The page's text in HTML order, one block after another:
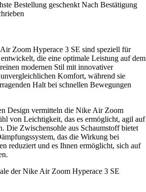
Bestellung geschenkt Nach Bestätigung
Zoom Hyperace 3 SE sind speziell für
die eine optimale Leistung auf dem
modernen Stil mit innovativer
Komfort, während sie
Halt bei schnellen Bewegungen
Design vermitteln die Nike Air Zoom
von Leichtigkeit, das es ermöglicht, agil auf
Die Zwischensohle aus Schaumstoff bietet
das die Wirkung bei
reduziert und es Ihnen ermöglicht, sich auf
der Nike Air Zoom Hyperace 3 SE